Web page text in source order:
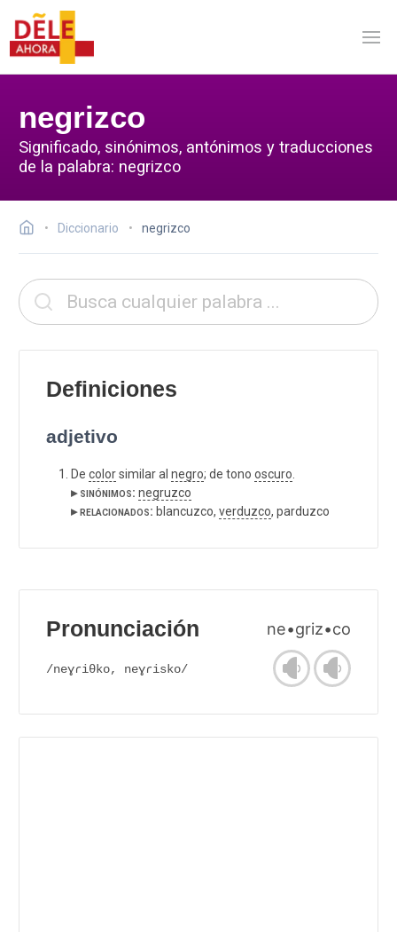
negrizco
Significado, sinónimos, antónimos y traducciones
de la palabra: negrizco
Diccionario negrizco
Definiciones
adjetivo
De colorsimilar al negro; de tono oscuro
▸ sinónimos: negruzco
▸ relacionados: blancuzco, verduzco, parduzco
Pronunciación ne•griz•co
/neɣɾiθko, neɣɾisko/